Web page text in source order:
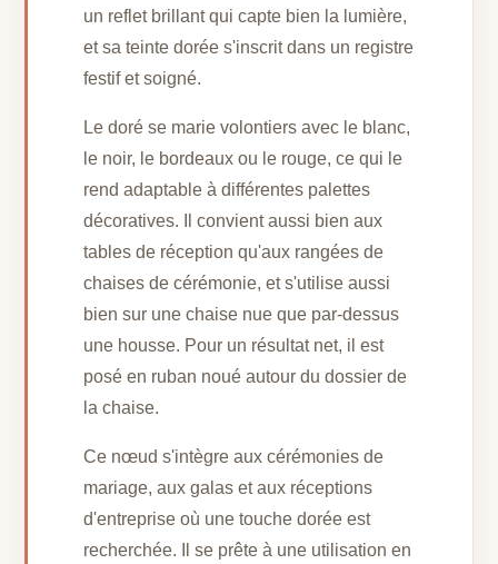
un reflet brillant qui capte bien la lumière,
et sa teinte dorée s'inscrit dans un registre
festif et soigné.
Le doré se marie volontiers avec le blanc,
le noir, le bordeaux ou le rouge, ce qui le
rend adaptable à différentes palettes
décoratives. Il convient aussi bien aux
tables de réception qu'aux rangées de
chaises de cérémonie, et s'utilise aussi
bien sur une chaise nue que par-dessus
une housse. Pour un résultat net, il est
posé en ruban noué autour du dossier de
la chaise.
Ce nœud s'intègre aux cérémonies de
mariage, aux galas et aux réceptions
d'entreprise où une touche dorée est
recherchée. Il se prête à une utilisation en